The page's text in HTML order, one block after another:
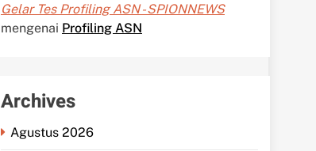
Gelar Tes Profiling ASN - SPIONNEWS
mengenai Profiling ASN
Archives
Agustus 2026